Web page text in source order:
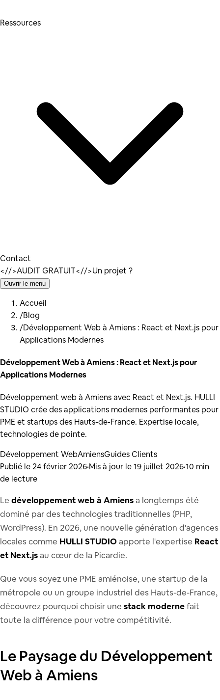
Ressources
Contact
<//>AUDIT GRATUIT<//>Un projet ?
Ouvrir le menu
Accueil
/Blog
/Développement Web à Amiens : React et Next.js pour
Applications Modernes
Développement Web à Amiens : React et Next.js pour
Applications Modernes
Développement web à Amiens avec React et Next.js. HULLI
STUDIO crée des applications modernes performantes pour
PME et startups des Hauts-de-France. Expertise locale,
technologies de pointe.
Développement WebAmiensGuides Clients
Publié le24 février 2026•Mis à jour le19 juillet 2026•10 min
de lecture
Le développement web à Amiensa longtemps été
dominé par des technologies traditionnelles (PHP,
WordPress). En 2026, une nouvelle génération d'agences
locales comme HULLI STUDIOapporte l'expertise React
et Next.jsau cœur de la Picardie.
Que vous soyez une PME amiénoise, une startup de la
métropole ou un groupe industriel des Hauts-de-France,
découvrez pourquoi choisir une stack modernefait
toute la différence pour votre compétitivité.
Le Paysage du Développement
Web à Amiens